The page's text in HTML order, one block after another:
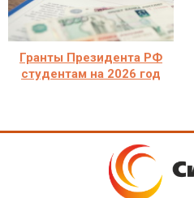
Гранты Президента РФ
студентам на 2026 год